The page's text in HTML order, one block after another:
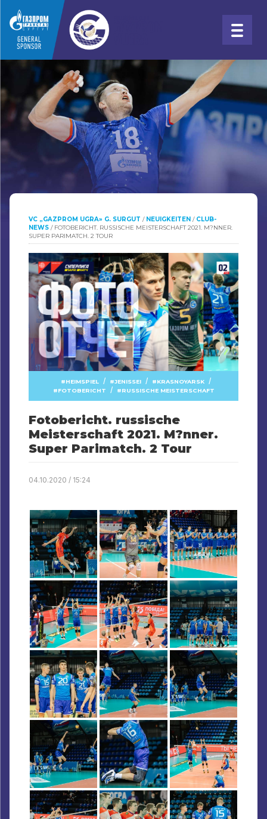
VC „GAZPROM UGRA» G. SURGUT / NEUIGKEITEN / CLUB-
NEWS / FOTOBERICHT. RUSSISCHE MEISTERSCHAFT 2021. M?NNER.
SUPER PARIMATCH. 2 TOUR
HEIMSPIEL / JENISSEI / KRASNOYARSK /
FOTOBERICHT / RUSSISCHE MEISTERSCHAFT
Fotobericht. russische
Meisterschaft 2021. M?nner.
Super Parimatch. 2 Tour
04.10.2020 / 15:24